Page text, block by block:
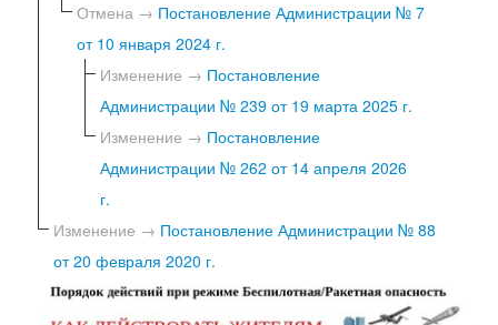
Отмена → Постановление Администрации № 7
от 10 января 2024 г.
Изменение → Постановление
Администрации № 239 от 19 марта 2025 г.
Изменение → Постановление
Администрации № 262 от 14 апреля 2026
г.
Изменение → Постановление Администрации № 88
от 20 февраля 2020 г.